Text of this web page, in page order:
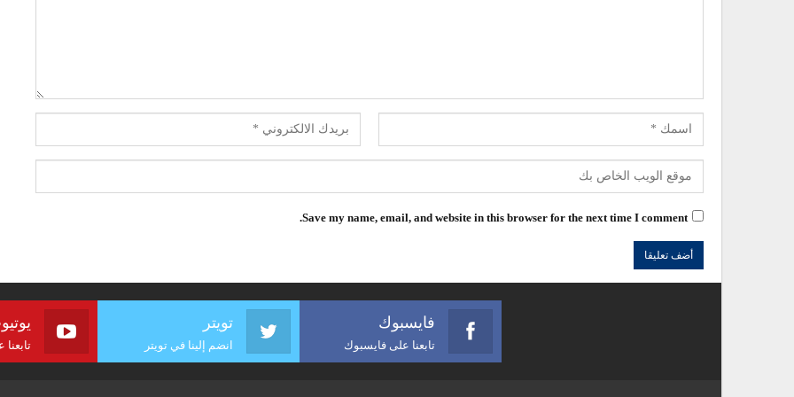
Save my name, email, and website in this browser for the next time I comment.
فايسبوك
تابعنا على فايسبوك
تويتر
انضم إلينا في تويتر